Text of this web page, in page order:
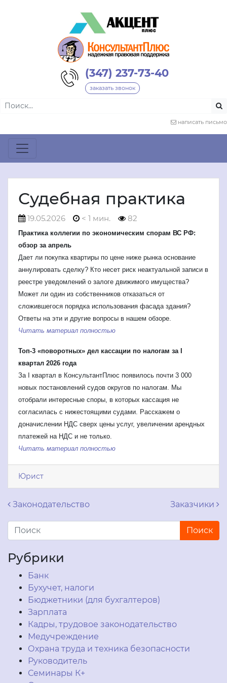
(347) 237-73-40
заказать звонок
написать письмо
Судебная практика
19.05.2026 < 1 мин. 82
Практика коллегии по экономическим спорам ВС РФ:
обзор за апрель
Дает ли покупка квартиры по цене ниже рынка основание
аннулировать сделку? Кто несет риск неактуальной записи в
реестре уведомлений о залоге движимого имущества?
Может ли один из собственников отказаться от
сложившегося порядка использования фасада здания?
Ответы на эти и другие вопросы в нашем обзоре.
Читать материал полностью
Топ-3 «поворотных» дел кассации по налогам за I
квартал 2026 года
За I квартал в КонсультантПлюс появилось почти 3 000
новых постановлений судов округов по налогам. Мы
отобрали интересные споры, в которых кассация не
согласилась с нижестоящими судами. Расскажем о
доначислении НДС сверх цены услуг, увеличении арендных
платежей на НДС и не только.
Читать материал полностью
Юрист
Навигация по записям
Законодательство Заказчики
Рубрики
Банк
Бухучет, налоги
Бюджетники (для бухгалтеров)
Зарплата
Кадры, трудовое законодательство
Медучреждение
Охрана труда и техника безопасности
Руководитель
Семинары К+